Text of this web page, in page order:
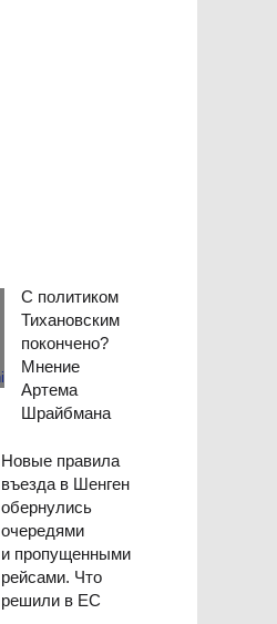
С политиком
Тихановским
покончено?
Мнение
Артема
Шрайбмана
Новые правила
въезда в Шенген
обернулись
очередями
и пропущенными
рейсами. Что
решили в ЕС